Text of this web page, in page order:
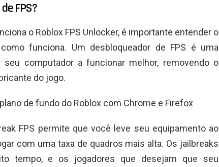
FPS?
o Roblox FPS Unlocker, é importante entender o
funciona. Um desbloqueador de FPS é uma
computador a funcionar melhor, removendo o
do jogo.
de fundo do Roblox com Chrome e Firefox
FPS permite que você leve seu equipamento ao
com uma taxa de quadros mais alta. Os jailbreaks
tempo, e os jogadores que desejam que seu